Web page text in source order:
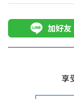
加好友
享